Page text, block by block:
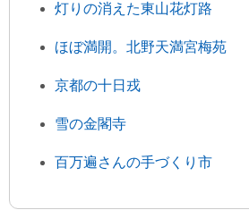
灯りの消えた東山花灯路
ほぼ満開。北野天満宮梅苑
京都の十日戎
雪の金閣寺
百万遍さんの手づくり市